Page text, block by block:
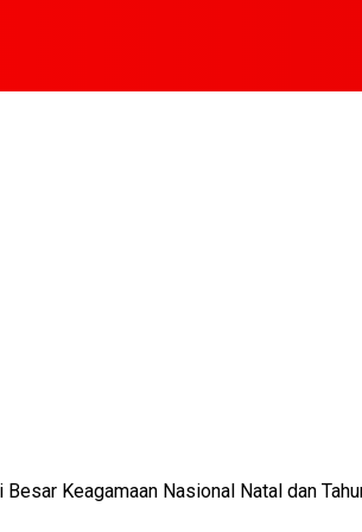
Keagamaan Nasional Natal dan